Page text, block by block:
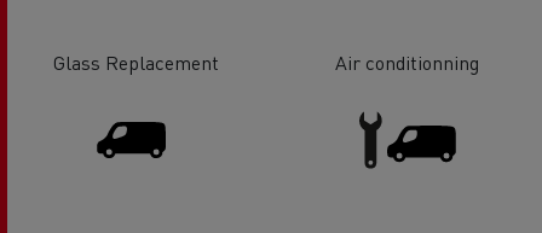
Glass Replacement Air conditionning